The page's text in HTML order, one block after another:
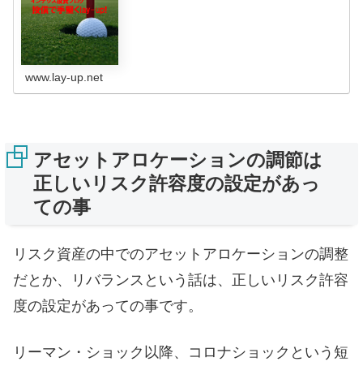
www.lay-up.net
アセットアロケーションの調節は
正しいリスク許容度の設定があっ
ての事
リスク資産の中でのアセットアロケーションの調整
だとか、リバランスという話は、正しいリスク許容
度の設定があっての事です。
リーマン・ショック以降、コロナショックという短